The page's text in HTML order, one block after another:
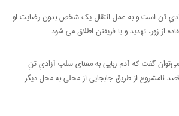
تن است و به عمل انتقال یک شخص بدون رضایت او
از زور، تهدید و یا فریفتن اطلاق می شود.
گفت که آدم ربایی به معنای سلب آزادیِ تنِ
نامشروع از طریق جابجایی از محلی به محل دیگر